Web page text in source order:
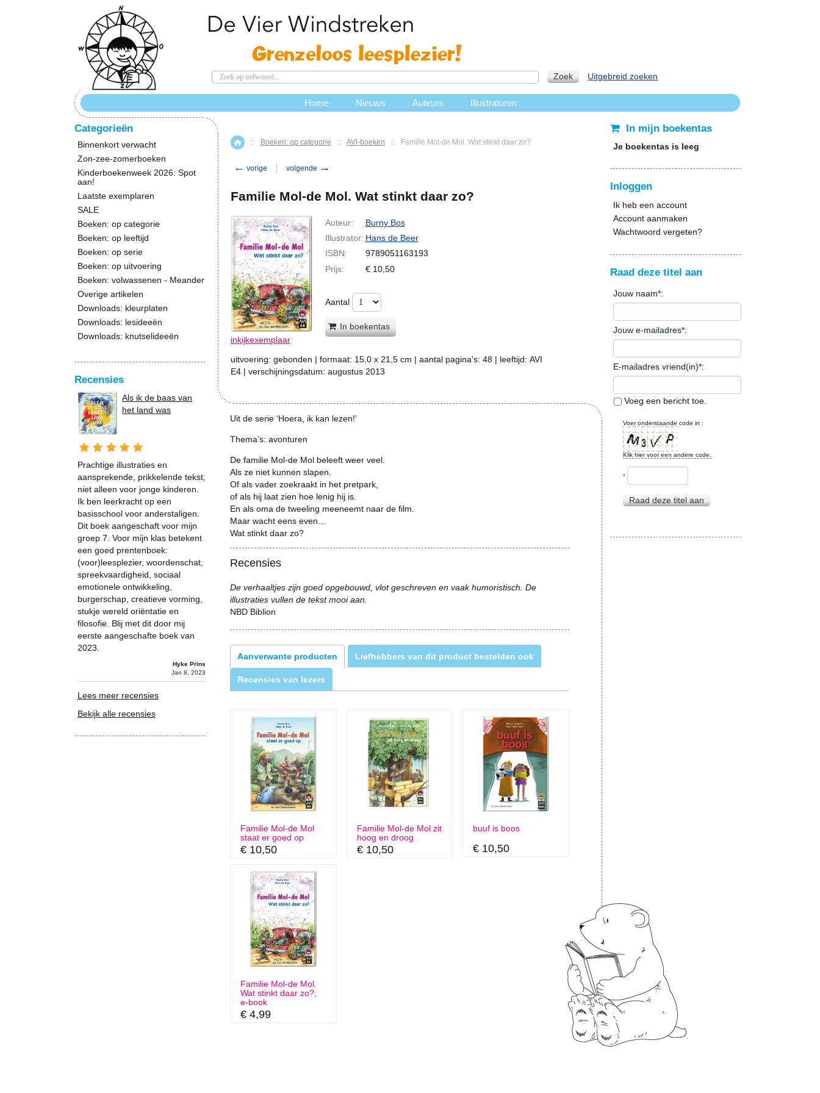
Home
:: Boeken: op categorie :: AVI-boeken :: Familie Mol-de Mol. Wat stinkt daar zo?
← vorige volgende →
Familie Mol-de Mol. Wat stinkt daar zo?
inkijkexemplaar
Auteur:
Burny Bos
Illustrator: Hans de Beer
ISBN:
9789051163193
Prijs:
€ 10,50
Aantal
In boekentas
uitvoering: gebonden | formaat: 15,0 x 21,5 cm | aantal pagina's: 48 | leeftijd: AVI
E4 | verschijningsdatum: augustus 2013
Uit de serie ‘Hoera, ik kan lezen!’
Thema’s: avonturen
De familie Mol-de Mol beleeft weer veel.
Als ze niet kunnen slapen.
Of als vader zoekraakt in het pretpark,
of als hij laat zien hoe lenig hij is.
En als oma de tweeling meeneemt naar de film.
Maar wacht eens even…
Wat stinkt daar zo?
Recensies
De verhaaltjes zijn goed opgebouwd, vlot geschreven en vaak humoristisch. De
illustraties vullen de tekst mooi aan.
NBD Biblion
Aanverwante producten Liefhebbers van dit product bestelden ook
Recensies van lezers
Familie Mol-de Mol
staat er goed op
€ 10,50
Familie Mol-de Mol zit
hoog en droog
€ 10,50
buuf is boos
€ 10,50
Familie Mol-de Mol.
Wat stinkt daar zo?,
e-book
€ 4,99
Categorieën
Binnenkort verwacht
Zon-zee-zomerboeken
Kinderboekenweek 2026: Spot
aan!
Laatste exemplaren
SALE
Boeken: op categorie
Boeken: op leeftijd
Boeken: op serie
Boeken: op uitvoering
Boeken: volwassenen - Meander
Overige artikelen
Downloads: kleurplaten
Downloads: lesideeën
Downloads: knutselideeën
Recensies
Als ik de baas van
het land was
Prachtige illustraties en
aansprekende, prikkelende tekst,
niet alleen voor jonge kinderen.
Ik ben leerkracht op een
basisschool voor anderstaligen.
Dit boek aangeschaft voor mijn
groep 7. Voor mijn klas betekent
een goed prentenboek:
(voor)leesplezier, woordenschat,
spreekvaardigheid, sociaal
emotionele ontwikkeling,
burgerschap, creatieve vorming,
stukje wereld oriëntatie en
filosofie. Blij met dit door mij
eerste aangeschafte boek van
2023.
Hyke Prins
Jan 8, 2023
Lees meer recensies
Bekijk alle recensies
In mijn boekentas
Je boekentas is leeg
Inloggen
Ik heb een account
Account aanmaken
Wachtwoord vergeten?
Raad deze titel aan
Jouw naam*:
Jouw e-mailadres*:
E-mailadres vriend(in)*:
Voeg een bericht toe.
Voer onderstaande code in :
Klik hier voor een andere code.
*
Raad deze titel aan
Zoek Uitgebreid zoeken
Home Nieuws Auteurs Illustratoren